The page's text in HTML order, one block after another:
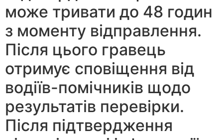
може тривати до 48 годин
з моменту відправлення.
Після цього гравець
отримує сповіщення від
водіїв-помічників щодо
результатів перевірки.
Після підтвердження